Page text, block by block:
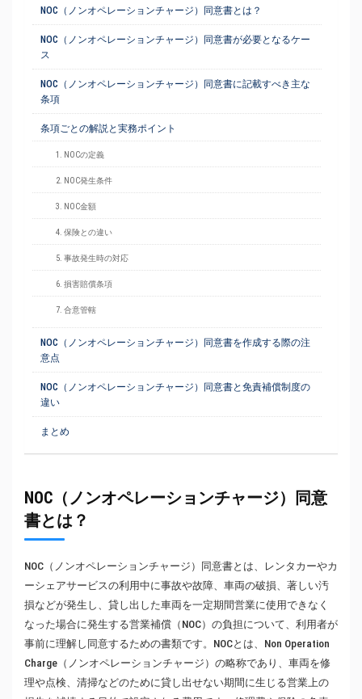
NOC（ノンオペレーションチャージ）同意書とは？
NOC（ノンオペレーションチャージ）同意書が必要となるケー
ス
NOC（ノンオペレーションチャージ）同意書に記載すべき主な
条項
条項ごとの解説と実務ポイント
1. NOCの定義
2. NOC発生条件
3. NOC金額
4. 保険との違い
5. 事故発生時の対応
6. 損害賠償条項
7. 合意管轄
NOC（ノンオペレーションチャージ）同意書を作成する際の注
意点
NOC（ノンオペレーションチャージ）同意書と免責補償制度の
違い
まとめ
NOC（ノンオペレーションチャージ）同意
書とは？
NOC（ノンオペレーションチャージ）同意書とは、レンタカーやカ
ーシェアサービスの利用中に事故や故障、車両の破損、著しい汚
損などが発生し、貸し出した車両を一定期間営業に使用できなく
なった場合に発生する営業補償（NOC）の負担について、利用者が
事前に理解し同意するための書類です。NOCとは、Non Operation
Charge（ノンオペレーションチャージ）の略称であり、車両を修
理や点検、清掃などのために貸し出せない期間に生じる営業上の